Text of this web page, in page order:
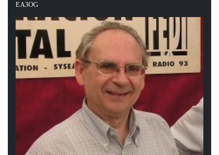
EA3OG